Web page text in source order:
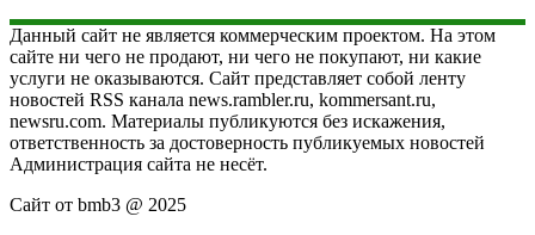
Данный сайт не является коммерческим проектом. На этом
сайте ни чего не продают, ни чего не покупают, ни какие
услуги не оказываются. Сайт представляет собой ленту
новостей RSS канала news.rambler.ru, kommersant.ru,
newsru.com. Материалы публикуются без искажения,
ответственность за достоверность публикуемых новостей
Администрация сайта не несёт.
Сайт от bmb3 @ 2025